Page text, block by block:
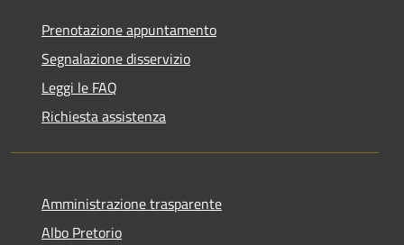
Prenotazione appuntamento
Segnalazione disservizio
Leggi le FAQ
Richiesta assistenza
Amministrazione trasparente
Albo Pretorio